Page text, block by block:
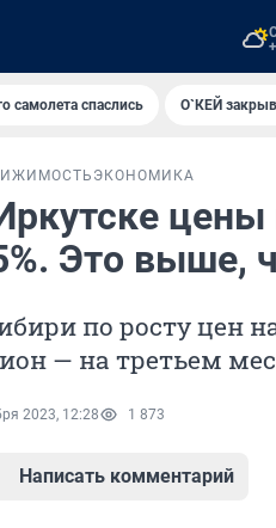
самолета спаслись О`КЕЙ
ЭКОНОМИКА
цены
Это выше,
по росту цен
— на третьем
2023, 12:28 1 873
Написать комментарий